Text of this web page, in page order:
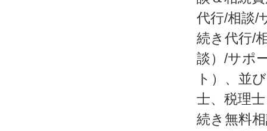
代行/相談/
続き代行/
談）/サポ
ト）、並
士、税理
続き無料